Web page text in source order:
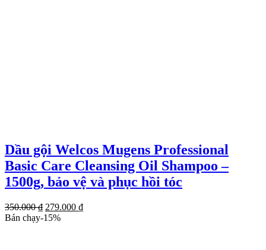
Dầu gội Welcos Mugens Professional
Basic Care Cleansing Oil Shampoo –
1500g, bảo vệ và phục hồi tóc
350.000₫ Giá
gốc
279.000 ₫Giá
Bán chạy-15%